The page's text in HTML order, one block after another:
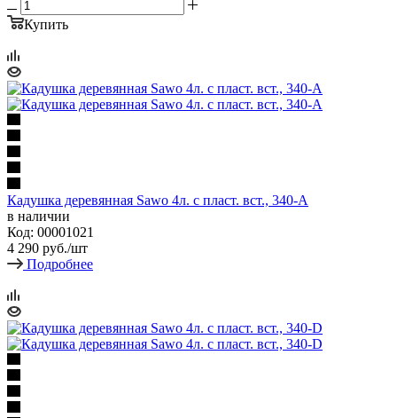
Купить
Кадушка деревянная Sawo 4л. с пласт. вст., 340-A
в наличии
Код: 00001021
4 290 руб./шт
Подробнее